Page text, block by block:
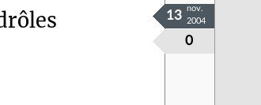
0
13
nov.
2004